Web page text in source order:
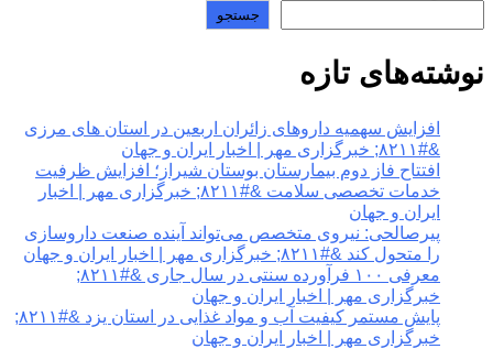
جستجو
نوشته‌های تازه
افزایش سهمیه داروهای زائران اربعین در استان های مرزی
&#۸۲۱۱; خبرگزاری مهر | اخبار ایران و جهان
افتتاح فاز دوم بیمارستان بوستان شیراز؛ افزایش ظرفیت
خدمات تخصصی سلامت &#۸۲۱۱; خبرگزاری مهر | اخبار
ایران و جهان
پیرصالحی: نیروی متخصص می‌تواند آینده صنعت داروسازی
را متحول کند &#۸۲۱۱; خبرگزاری مهر | اخبار ایران و جهان
معرفی ۱۰۰ فرآورده سنتی در سال جاری &#۸۲۱۱;
خبرگزاری مهر | اخبار ایران و جهان
پایش مستمر کیفیت آب و مواد غذایی در استان یزد &#۸۲۱۱;
خبرگزاری مهر | اخبار ایران و جهان